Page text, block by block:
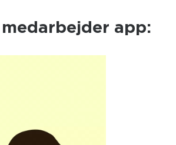
app: